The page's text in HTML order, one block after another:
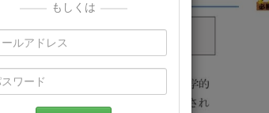
もしくは